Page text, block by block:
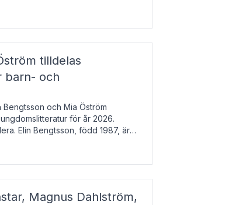
tilldelas
barn- och
och Mia Öström
för år 2026.
Elin Bengtsson, född 1987, är
Magnus Dahlström,